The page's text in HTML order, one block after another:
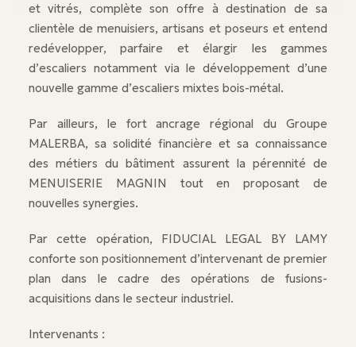
et vitrés, complète son offre à destination de sa
clientèle de menuisiers, artisans et poseurs et entend
redévelopper, parfaire et élargir les gammes
d’escaliers notamment via le développement d’une
nouvelle gamme d’escaliers mixtes bois-métal.
Par ailleurs, le fort ancrage régional du Groupe
MALERBA, sa solidité financière et sa connaissance
des métiers du bâtiment assurent la pérennité de
MENUISERIE MAGNIN tout en proposant de
nouvelles synergies.
Par cette opération, FIDUCIAL LEGAL BY LAMY
conforte son positionnement d’intervenant de premier
plan dans le cadre des opérations de fusions-
acquisitions dans le secteur industriel.
Intervenants :